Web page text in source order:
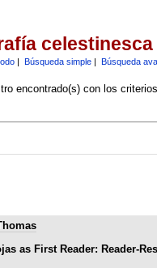
celestinesca
| Búsqueda simple| Búsqueda
encontrado(s) con los
as First Reader: Reader-